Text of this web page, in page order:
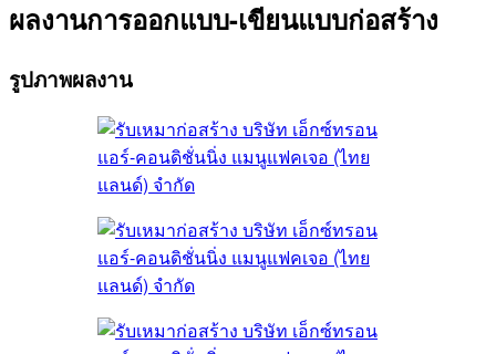
ผลงานการออกแบบ-เขียนแบบก่อสร้าง
รูปภาพผลงาน